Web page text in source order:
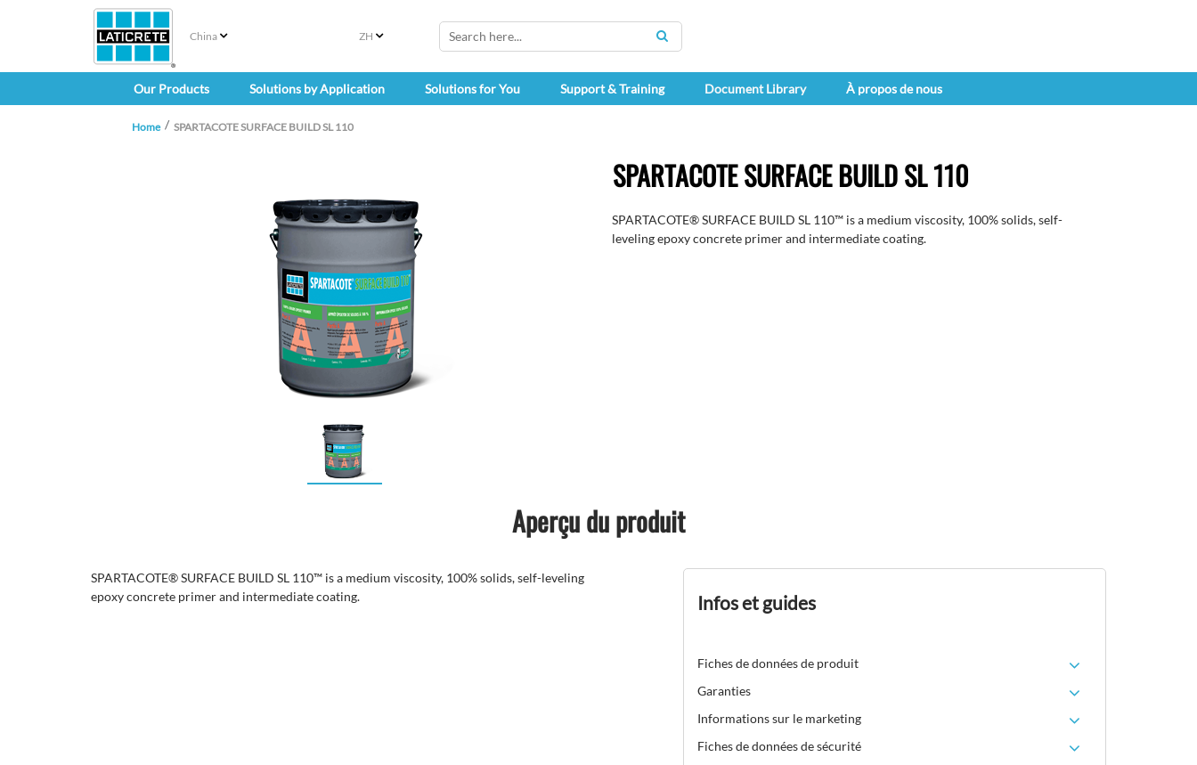
China ZH
SEARCH
Our Products Solutions by Application Solutions for You Support & Training Document Library À propos de nous
Home SPARTACOTE SURFACE BUILD SL 110
SPARTACOTE SURFACE BUILD SL 110
SPARTACOTE® SURFACE BUILD SL 110™ is a medium viscosity, 100% solids, self-
leveling epoxy concrete primer and intermediate coating.
Aperçu du produit
SPARTACOTE® SURFACE BUILD SL 110™ is a medium viscosity, 100% solids, self-leveling
epoxy concrete primer and intermediate coating.
Infos et guides
Fiches de données de produit
Garanties
Informations sur le marketing
Fiches de données de sécurité